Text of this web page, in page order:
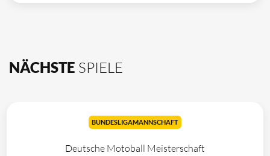
NÄCHSTE SPIELE
BUNDESLIGAMANNSCHAFT
Deutsche Motoball Meisterschaft